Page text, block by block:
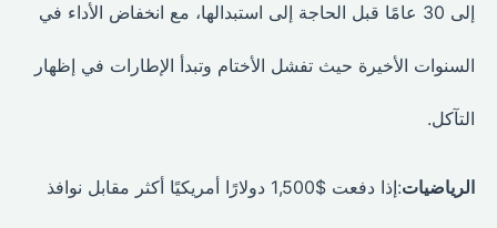
إلى 30 عامًا قبل الحاجة إلى استبدالها، مع انخفاض الأداء في
السنوات الأخيرة حيث تفشل الأختام وتبدأ الإطارات في إظهار
التآكل.
الرياضيات :إذا دفعت $1,500 دولارًا أمريكيًا أكثر مقابل نوافذ